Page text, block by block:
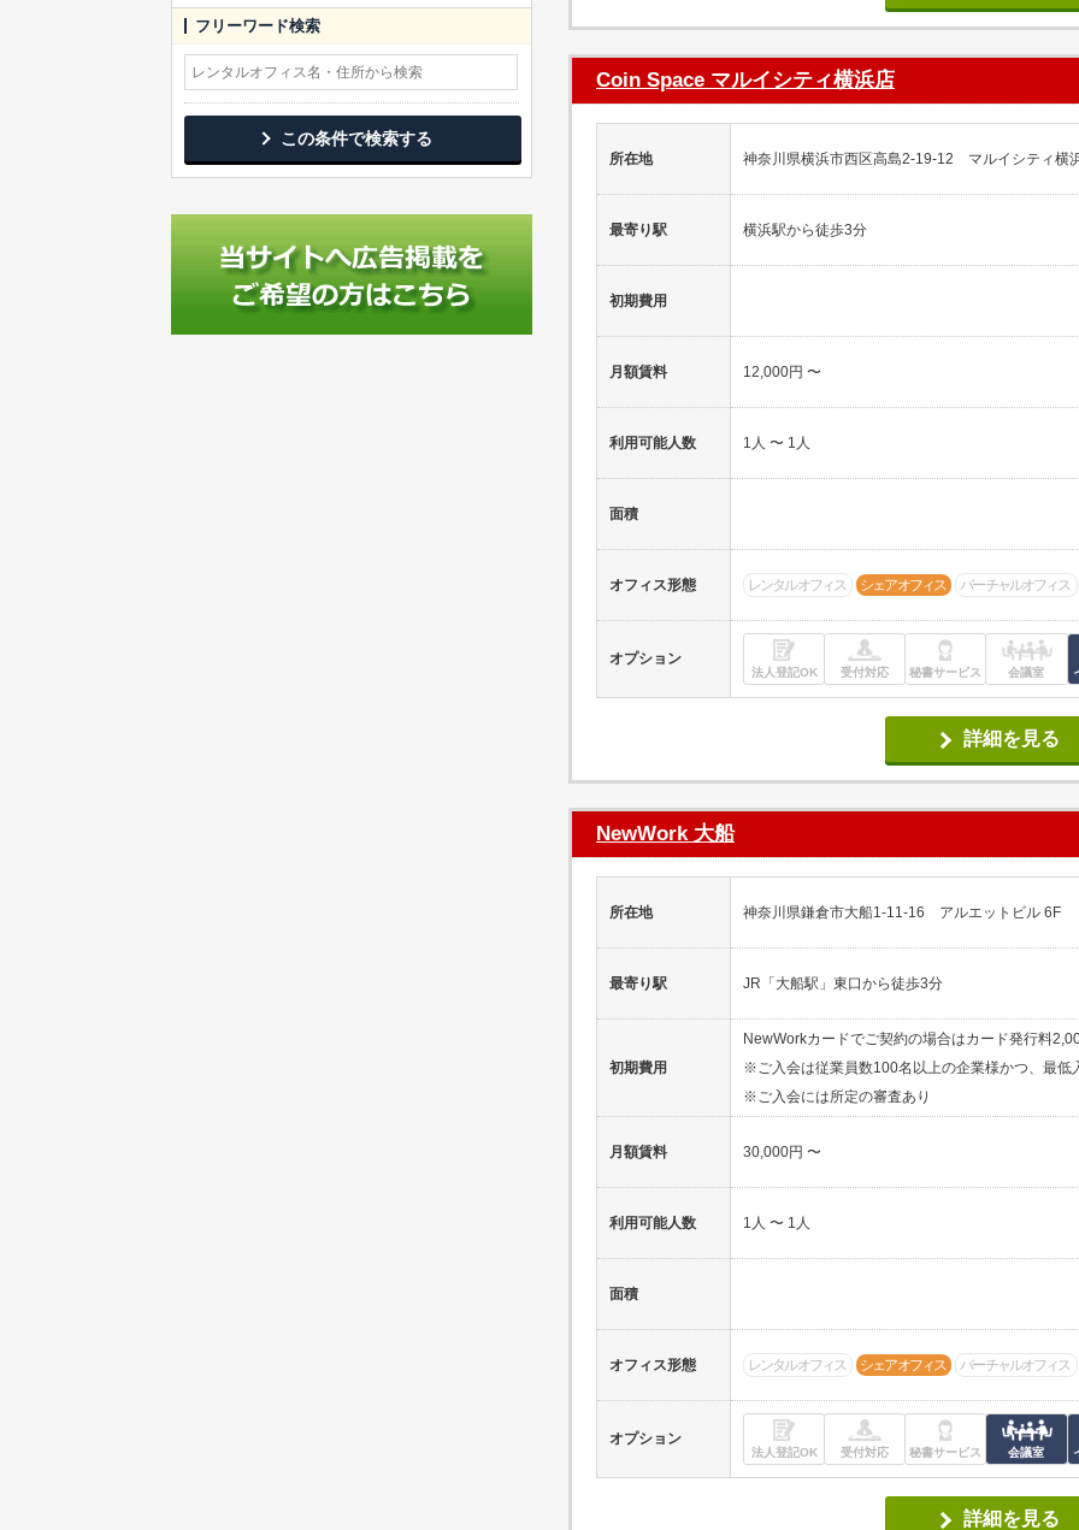
フリーワード検索
この条件で検索する
Coin Space マルイシティ横浜店
所在地 神奈川県横浜市西区高島2-19-12 マルイシティ横
最寄り駅 横浜駅から徒歩3分
初期費用
月額賃料 12,000円 〜
利用可能人数 1人 〜 1人
面積
オフィス形態 レンタルオフィス シェアオフィス バーチャルオフィス
オプション
法人登記OK 受付対応 秘書サービス 会議室
詳細を見る
NewWork 大船
所在地 神奈川県鎌倉市⼤船1-11-16 アルエットビル 6F
最寄り駅 JR「⼤船駅」東⼝から徒歩3分
初期費用
NewWorkカードでご契約の場合はカード発行料
※ご入会は従業員数100名以上の企業様かつ、最低
※ご入会には所定の審査あり
月額賃料 30,000円 〜
利用可能人数 1人 〜 1人
面積
オフィス形態 レンタルオフィス シェアオフィス バーチャルオフィス
オプション
法人登記OK 受付対応 秘書サービス 会議室
詳細を見る